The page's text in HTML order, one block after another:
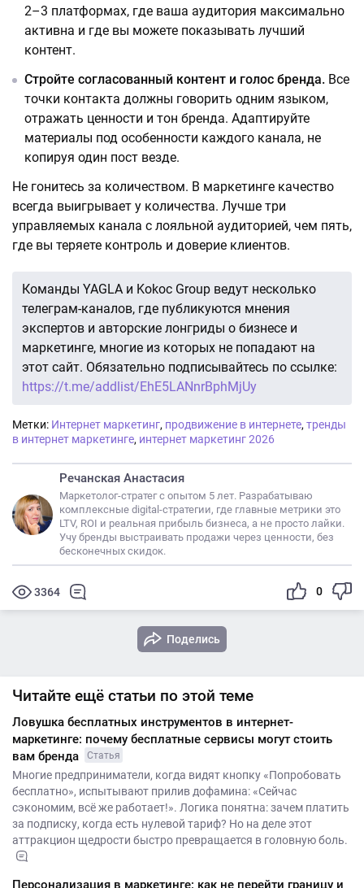
2–3 платформах, где ваша аудитория максимально
активна и где вы можете показывать лучший
контент.
Стройте согласованный контент и голос бренда. Все
точки контакта должны говорить одним языком,
отражать ценности и тон бренда. Адаптируйте
материалы под особенности каждого канала, не
копируя один пост везде.
Не гонитесь за количеством. В маркетинге качество
всегда выигрывает у количества. Лучше три
управляемых канала с лояльной аудиторией, чем пять,
где вы теряете контроль и доверие клиентов.
Команды YAGLA и Kokoc Group ведут несколько
телеграм-каналов, где публикуются мнения
экспертов и авторские лонгриды о бизнесе и
маркетинге, многие из которых не попадают на
этот сайт. Обязательно подписывайтесь по ссылке:
https://t.me/addlist/EhE5LANnrBphMjUy
Метки: Интернет маркетинг, продвижение в интернете, тренды
в интернет маркетинге, интернет маркетинг 2026
Речанская Анастасия
Маркетолог-стратег с опытом 5 лет. Разрабатываю
комплексные digital-стратегии, где главные метрики это
LTV, ROI и реальная прибыль бизнеса, а не просто лайки.
Учу бренды выстраивать продажи через ценности, без
бесконечных скидок.
3364 0
Поделись
Читайте ещё статьи по этой теме
Ловушка бесплатных инструментов в интернет-
маркетинге: почему бесплатные сервисы могут стоить
вам бренда
Статья
Многие предприниматели, когда видят кнопку «Попробовать
бесплатно», испытывают прилив дофамина: «Сейчас
сэкономим, всё же работает!». Логика понятна: зачем платить
за подписку, когда есть нулевой тариф? Но на деле этот
аттракцион щедрости быстро превращается в головную боль.
Персонализация в маркетинге: как не перейти границу и